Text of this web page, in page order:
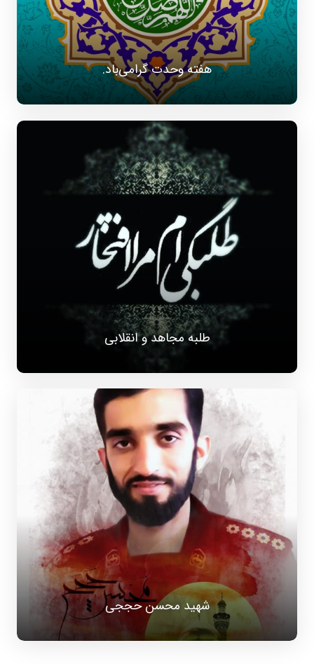
هفته وحدت گرامی‌باد.
طلبه مجاهد و انقلابی
شهید محسن حججی